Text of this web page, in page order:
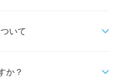
いて
か？